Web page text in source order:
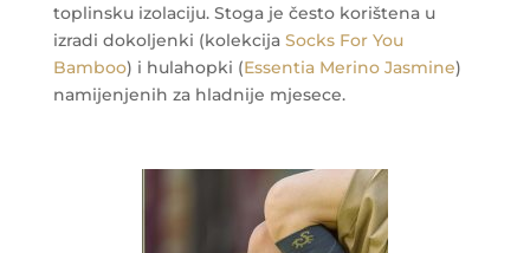
toplinsku izolaciju. Stoga je često korištena u
izradi dokoljenki (kolekcija Socks For You
Bamboo) i hulahopki (Essentia Merino Jasmine)
namijenjenih za hladnije mjesece.